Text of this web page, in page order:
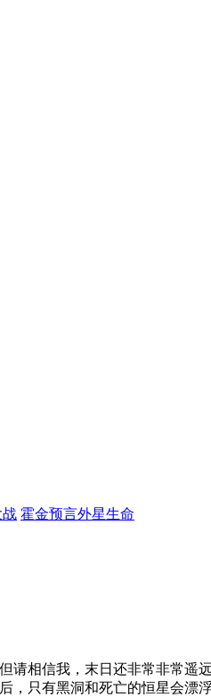
战 霍金预言外星生命
请相信我，末日还非常非常遥
只有黑洞和死亡的恒星会漂